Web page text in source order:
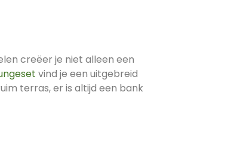
creëer je niet alleen een
vind je een uitgebreid
terras, er is altijd een bank